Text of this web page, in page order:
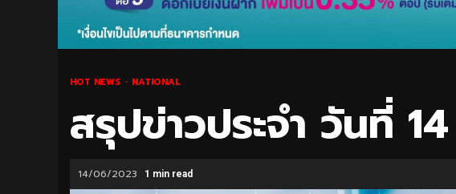
HOT NEWS NATIONAL
สรุปข่าวประจำ วันที่
14/06/2023 1 min read